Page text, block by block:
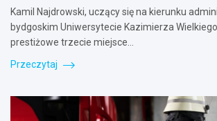
Kamil Najdrowski, uczący się na kierunku
bydgoskim Uniwersytecie Kazimierza
prestiżowe trzecie miejsce…
Przeczytaj